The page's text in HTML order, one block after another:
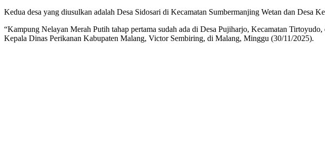
Kedua desa yang diusulkan adalah Desa Sidosari di Kecamatan Sumbermanjing Wetan dan Desa
“Kampung Nelayan Merah Putih tahap pertama sudah ada di Desa Pujiharjo, Kecamatan
Kepala Dinas Perikanan Kabupaten Malang, Victor Sembiring, di Malang, Minggu (30/11/2025).